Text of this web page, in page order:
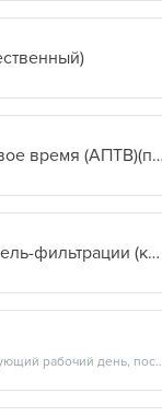
Активированное парциальное тромбопластиновое время (АПТВ)(плазма с цитратом натрия) (количественный)
Группа крови по АВО и резус-фактор методом гель-фильтрации (кровь с ЭДТА) (качественный)
Продолжительность минут, готовность